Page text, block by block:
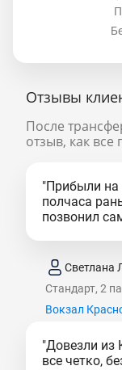
Отзывы
После
отзыв, как
"Прибыли на
полчаса
позвонил
Светлана
Стандарт, 2
Вокзал
"Довезли из
все четко,